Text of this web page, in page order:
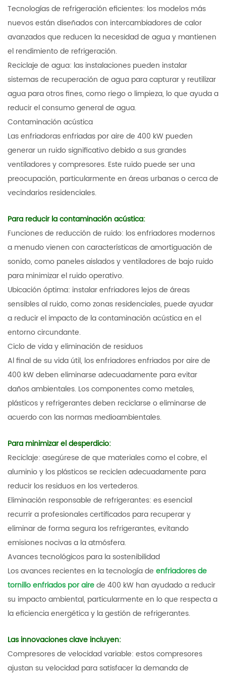
Tecnologías de refrigeración eficientes: los modelos más
nuevos están diseñados con intercambiadores de calor
avanzados que reducen la necesidad de agua y mantienen
el rendimiento de refrigeración.
Reciclaje de agua: las instalaciones pueden instalar
sistemas de recuperación de agua para capturar y reutilizar
agua para otros fines, como riego o limpieza, lo que ayuda a
reducir el consumo general de agua.
Contaminación acústica
Las enfriadoras enfriadas por aire de 400 kW pueden
generar un ruido significativo debido a sus grandes
ventiladores y compresores. Este ruido puede ser una
preocupación, particularmente en áreas urbanas o cerca de
vecindarios residenciales.
Para reducir la contaminación acústica:
Funciones de reducción de ruido: los enfriadores modernos
a menudo vienen con características de amortiguación de
sonido, como paneles aislados y ventiladores de bajo ruido
para minimizar el ruido operativo.
Ubicación óptima: instalar enfriadores lejos de áreas
sensibles al ruido, como zonas residenciales, puede ayudar
a reducir el impacto de la contaminación acústica en el
entorno circundante.
Ciclo de vida y eliminación de residuos
Al final de su vida útil, los enfriadores enfriados por aire de
400 kW deben eliminarse adecuadamente para evitar
daños ambientales. Los componentes como metales,
plásticos y refrigerantes deben reciclarse o eliminarse de
acuerdo con las normas medioambientales.
Para minimizar el desperdicio:
Reciclaje: asegúrese de que materiales como el cobre, el
aluminio y los plásticos se reciclen adecuadamente para
reducir los residuos en los vertederos.
Eliminación responsable de refrigerantes: es esencial
recurrir a profesionales certificados para recuperar y
eliminar de forma segura los refrigerantes, evitando
emisiones nocivas a la atmósfera.
Avances tecnológicos para la sostenibilidad
Los avances recientes en la tecnología de enfriadores de
tornillo enfriados por airede 400 kW han ayudado a reducir
su impacto ambiental, particularmente en lo que respecta a
la eficiencia energética y la gestión de refrigerantes.
Las innovaciones clave incluyen:
Compresores de velocidad variable: estos compresores
ajustan su velocidad para satisfacer la demanda de